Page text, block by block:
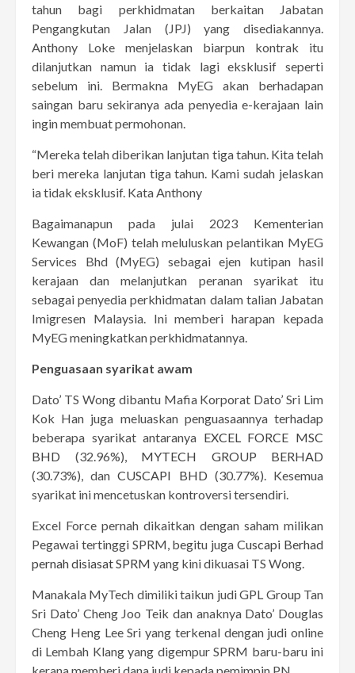
tahun bagi perkhidmatan berkaitan Jabatan
Pengangkutan Jalan (JPJ) yang disediakannya.
Anthony Loke menjelaskan biarpun kontrak itu
dilanjutkan namun ia tidak lagi eksklusif seperti
sebelum ini. Bermakna MyEG akan berhadapan
saingan baru sekiranya ada penyedia e-kerajaan lain
ingin membuat permohonan.
“Mereka telah diberikan lanjutan tiga tahun. Kita telah
beri mereka lanjutan tiga tahun. Kami sudah jelaskan
ia tidak eksklusif. Kata Anthony
Bagaimanapun pada julai 2023 Kementerian
Kewangan (MoF) telah meluluskan pelantikan MyEG
Services Bhd (MyEG) sebagai ejen kutipan hasil
kerajaan dan melanjutkan peranan syarikat itu
sebagai penyedia perkhidmatan dalam talian Jabatan
Imigresen Malaysia. Ini memberi harapan kepada
MyEG meningkatkan perkhidmatannya.
Penguasaan syarikat awam
Dato’ TS Wong dibantu Mafia Korporat Dato’ Sri Lim
Kok Han juga meluaskan penguasaannya terhadap
beberapa syarikat antaranya EXCEL FORCE MSC
BHD (32.96%), MYTECH GROUP BERHAD
(30.73%), danCUSCAPI BHD (30.77%). Kesemua
syarikat ini mencetuskan kontroversi tersendiri.
Excel Force pernah dikaitkan dengan saham milikan
Pegawai tertinggi SPRM, begitu jugaCuscapi Berhad
pernah disiasat SPRM yang kini dikuasai TS Wong.
Manakala MyTech dimiliki taikun judi GPL Group Tan
Sri Dato’ Cheng Joo Teik dan anaknya Dato’ Douglas
Cheng Heng Lee Sri yang terkenal dengan judi online
di Lembah Klang yang digempur SPRM baru-baru ini
kerana memberi dana judi kepada pemimpin PN.